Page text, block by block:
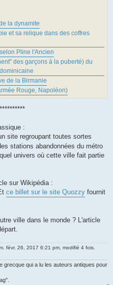
la dynamite
et sa relique dans des coffres
Pline l'Ancien
des garçons à la puberté) du
de la Birmanie
Rouge, Napoléon)
:
site regroupant toutes sortes
stations abandonnées du métro
univers où cette ville fait partie
sur Wikipédia :
ce billet sur le site Quozzy fournit
ville dans le monde ? L'article
févr. 26, 2017 6:21 pm, modifié 4 fois.
grecque qui a lu les auteurs antiques pour